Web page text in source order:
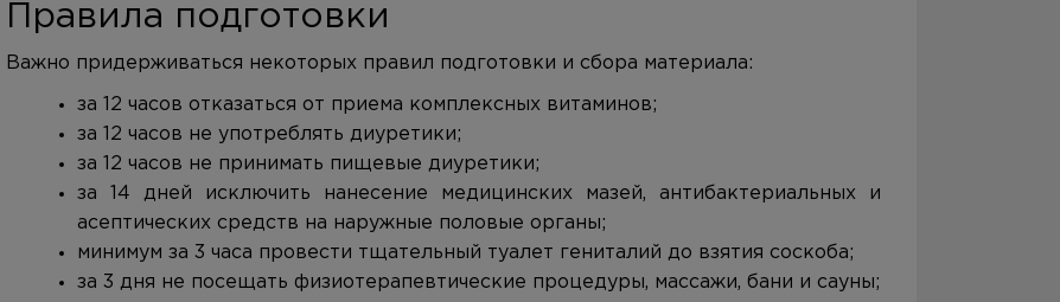
Правила подготовки
Важно придерживаться некоторых правил подготовки и сбора материала:
за 12 часов отказаться от приема комплексных витаминов;
за 12 часов не употреблять диуретики;
за 12 часов не принимать пищевые диуретики;
за 14 дней исключить нанесение медицинских мазей, антибактериальных и
асептических средств на наружные половые органы;
минимум за 3 часа провести тщательный туалет гениталий до взятия соскоба;
за 3 дня не посещать физиотерапевтические процедуры, массажи, бани и сауны;